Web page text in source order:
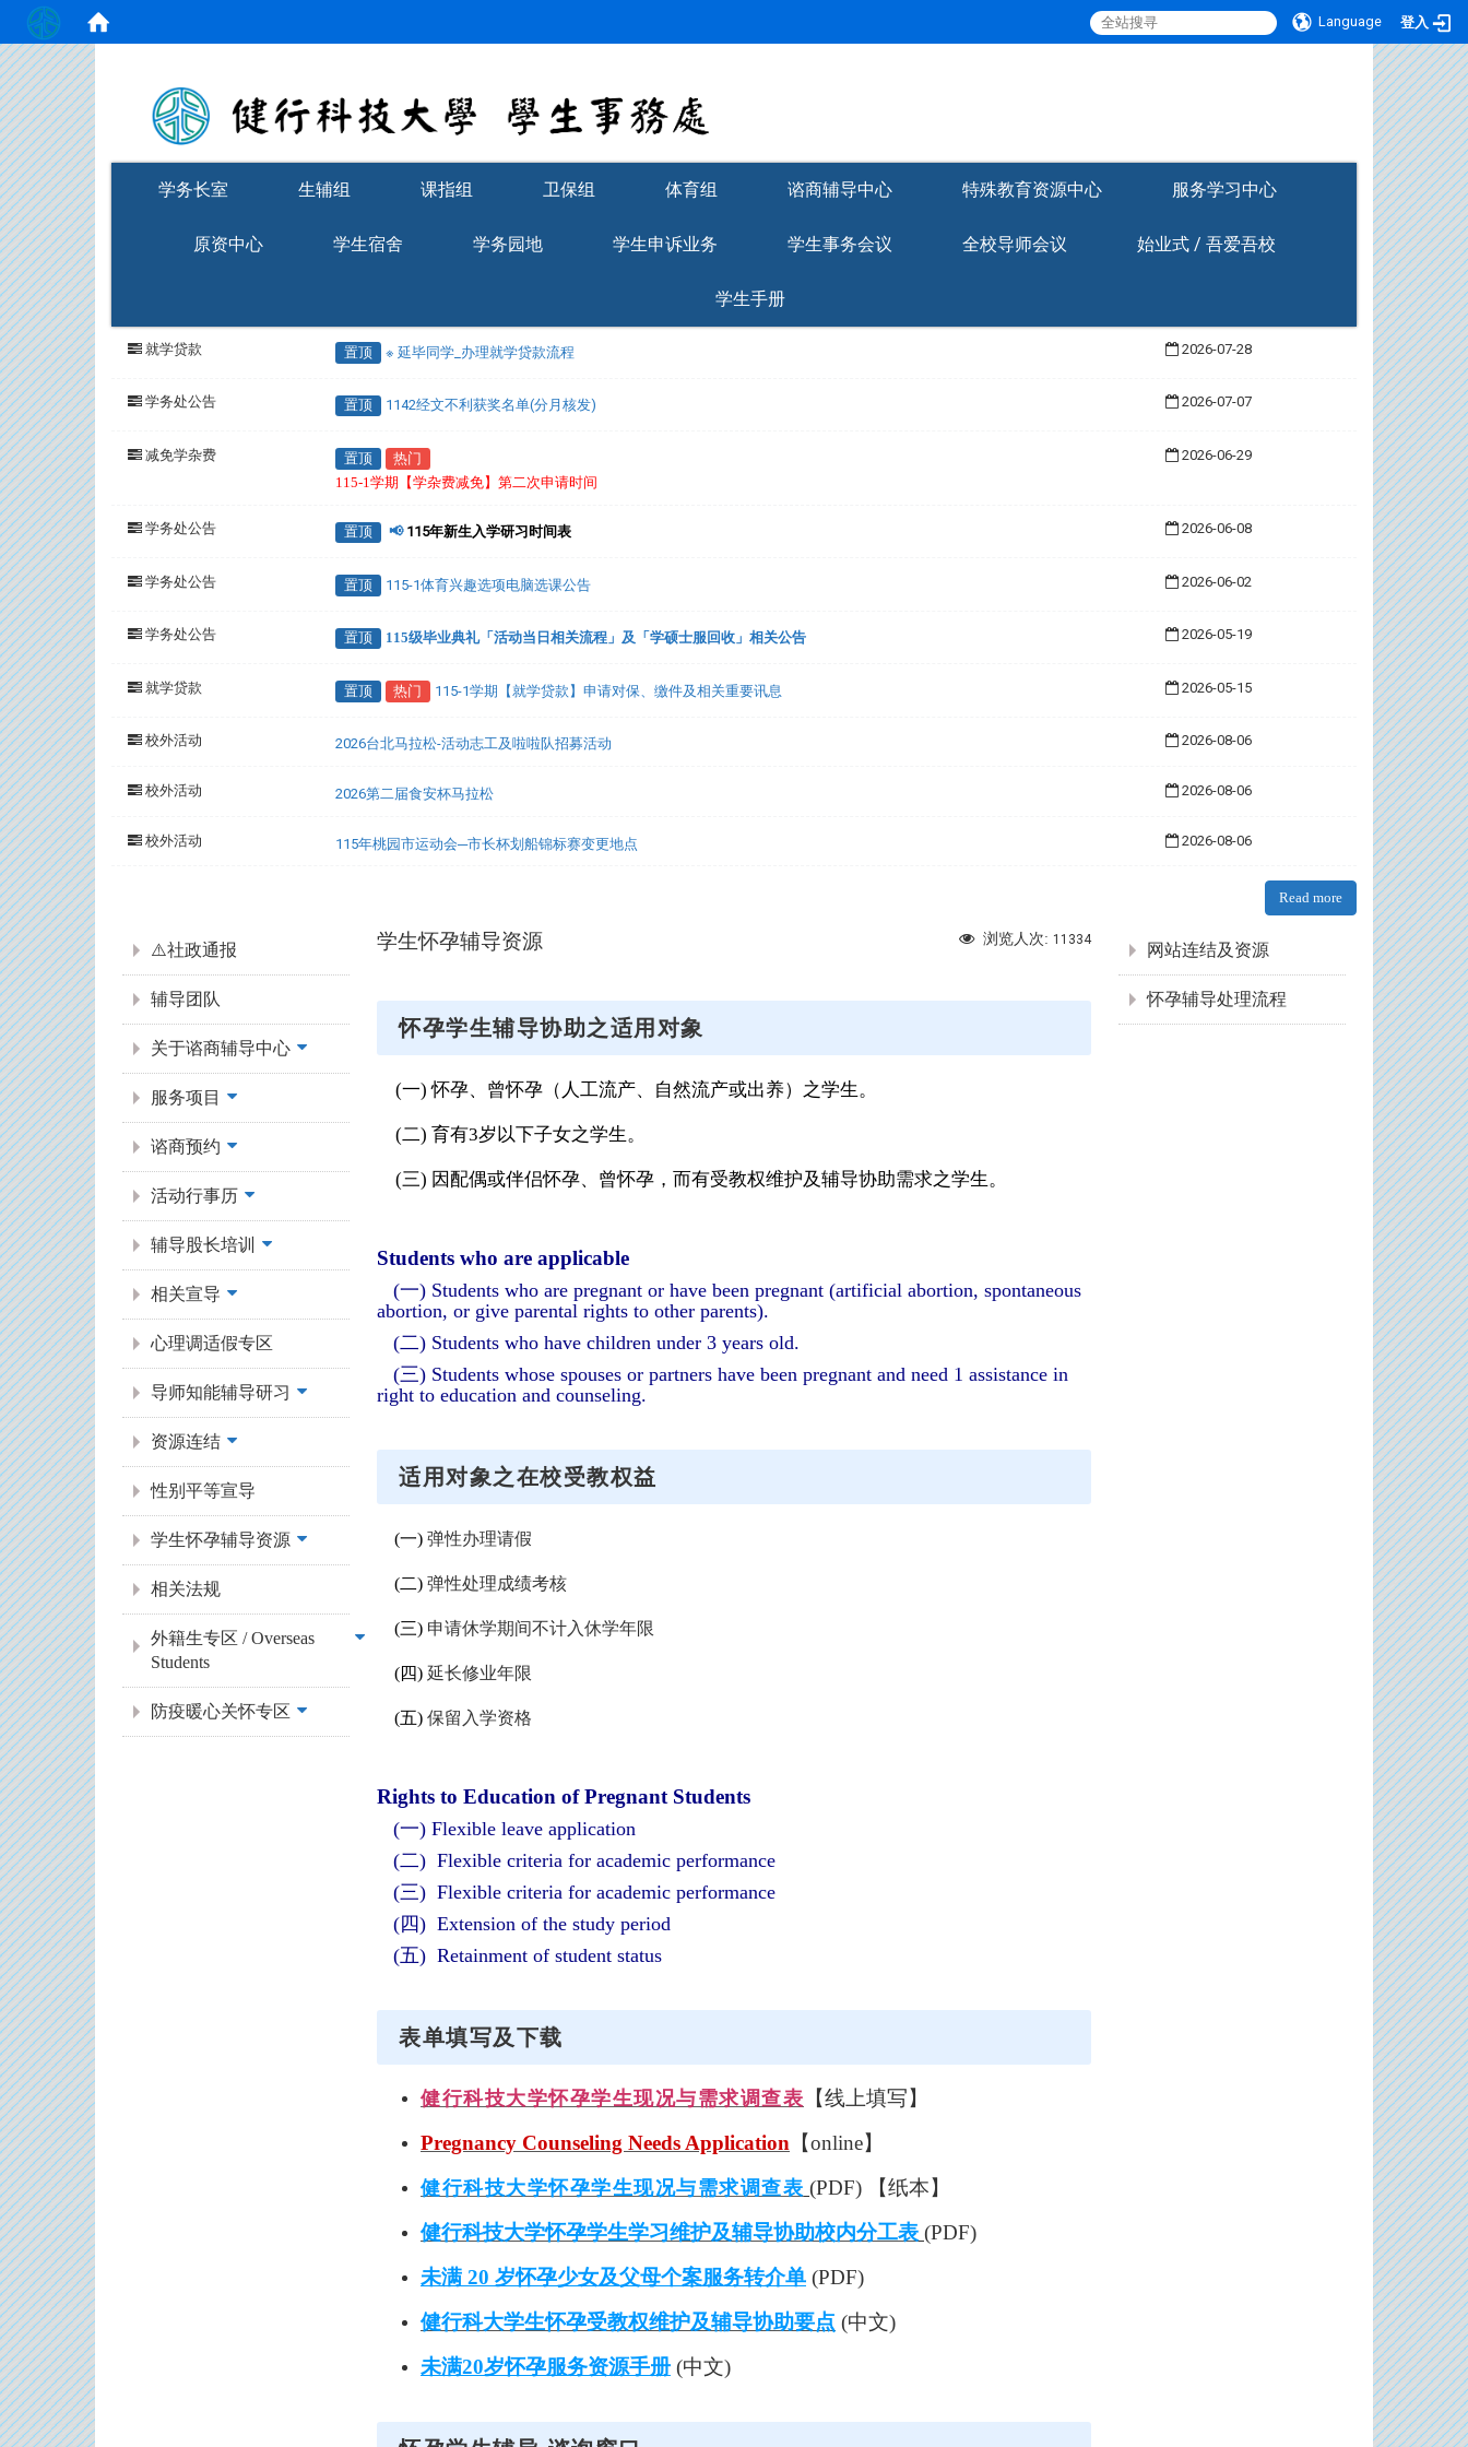
Language 登入
学务长室 生辅组 课指组 卫保组 体育组 谘商辅导中心 特殊教育资源中心 服务学习中心
原资中心 学生宿舍 学务园地 学生申诉业务 学生事务会议 全校导师会议 始业式 / 吾爱吾校
学生手册
就学贷款 置顶 ※ 延毕同学_办理就学贷款流程 2026-07-28
学务处公告 置顶 1142经文不利获奖名单(分月核发) 2026-07-07
减免学杂费 置顶
热门
115-1学期【学杂费减免】第二次申请时间
2026-06-29
学务处公告 置顶 📢115年新生入学研习时间表 2026-06-08
学务处公告 置顶 115-1体育兴趣选项电脑选课公告 2026-06-02
学务处公告 置顶 115级毕业典礼「活动当日相关流程」及「学硕士服回收」相关公告 2026-05-19
就学贷款 置顶 热门 115-1学期【就学贷款】申请对保、缴件及相关重要讯息 2026-05-15
校外活动 2026台北马拉松-活动志工及啦啦队招募活动 2026-08-06
校外活动 2026第二届食安杯马拉松 2026-08-06
校外活动 115年桃园市运动会─市长杯划船锦标赛变更地点 2026-08-06
Read more
⚠️社政通报
辅导团队
关于谘商辅导中心
服务项目
谘商预约
活动行事历
辅导股长培训
相关宣导
心理调适假专区
导师知能辅导研习
资源连结
性别平等宣导
学生怀孕辅导资源
相关法规
外籍生专区 / Overseas
Students
防疫暖心关怀专区
浏览人次: 11334
学生怀孕辅导资源
怀孕学生辅导协助之适用对象
(一) 怀孕、曾怀孕（人工流产、自然流产或出养）之学生。
(二) 育有3岁以下子女之学生。
(三) 因配偶或伴侣怀孕、曾怀孕，而有受教权维护及辅导协助需求之学生。
Students who are applicable
(一) Students who are pregnant or have been pregnant (artificial abortion, spontaneous
abortion, or give parental rights to other parents).
(二) Students who have children under 3 years old.
(三) Students whose spouses or partners have been pregnant and need 1 assistance in
right to education and counseling.
适用对象之在校受教权益
(一) 弹性办理请假
(二) 弹性处理成绩考核
(三) 申请休学期间不计入休学年限
(四) 延长修业年限
(五) 保留入学资格
Rights to Education of Pregnant Students
(一) Flexible leave application
(二) Flexible criteria for academic performance
(三) Flexible criteria for academic performance
(四) Extension of the study period
(五) Retainment of student status
表单填写及下载
健行科技大学怀孕学生现况与需求调查表 【线上填写】
Pregnancy Counseling Needs Application 【online】
健行科技大学怀孕学生现况与需求调查表 (PDF) 【纸本】
健行科技大学怀孕学生学习维护及辅导协助校内分工表 (PDF)
未满 20 岁怀孕少女及父母个案服务转介单 (PDF)
健行科大学生怀孕受教权维护及辅导协助要点 (中文)
未满20岁怀孕服务资源手册 (中文)
网站连结及资源
怀孕辅导处理流程